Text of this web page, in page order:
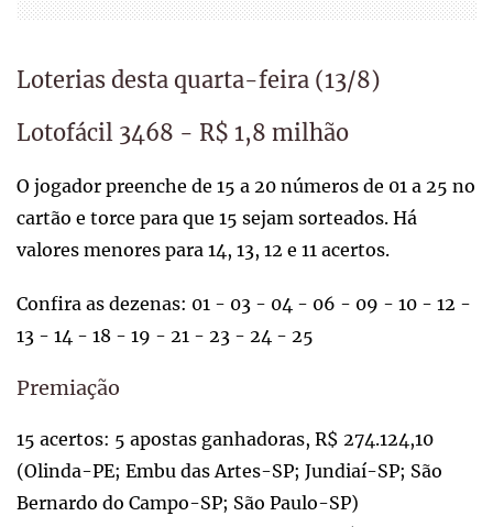
Loterias desta quarta-feira (13/8)
Lotofácil 3468 - R$ 1,8 milhão
O jogador preenche de 15 a 20 números de 01 a 25 no
cartão e torce para que 15 sejam sorteados. Há
valores menores para 14, 13, 12 e 11 acertos.
Confira as dezenas: 01 - 03 - 04 - 06 - 09 - 10 - 12 -
13 - 14 - 18 - 19 - 21 - 23 - 24 - 25
Premiação
15 acertos: 5 apostas ganhadoras, R$ 274.124,10
(Olinda-PE; Embu das Artes-SP; Jundiaí-SP; São
Bernardo do Campo-SP; São Paulo-SP)